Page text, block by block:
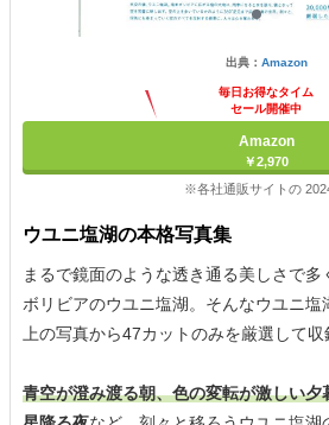
出典： Amazon
毎日お得なタイム
セール開催中
Amazon
￥2,970
※各社通販サイトの
ウユニ塩湖の本格写真集
まるで鏡面のような透き通る美しさで
ボリビアのウユニ塩湖。そんなウユニ
上の写真から47カットのみを厳選して収
青空が澄み渡る朝、色の変転が激しい